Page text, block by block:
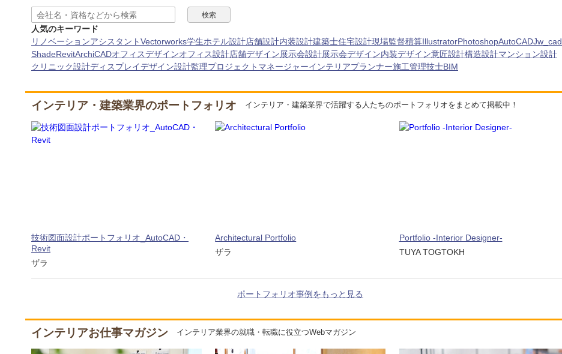
人気のキーワード
リノベーションアシスタントVectorworks学生ホテル設計店舗設計内装設計建築士住宅設計現場監督積算IllustratorPhotoshopAutoCADJw_cad
ShadeRevitArchiCADオフィスデザインオフィス設計店舗デザイン展示会設計展示会デザイン内装デザイン意匠設計構造設計マンション設計
クリニック設計ディスプレイデザイン設計監理プロジェクトマネージャーインテリアプランナー施工管理技士BIM
インテリア・建築業界のポートフォリオ インテリア・建築業界で活躍する人たちのポートフォリオをまとめて掲載中！
技術図面設計ポートフォリオ_AutoCAD・
Revit
ザラ
Architectural Portfolio
ザラ
Portfolio -Interior Designer-
TUYA TOGTOKH
ポートフォリオ事例をもっと見る
インテリアお仕事マガジン インテリア業界の就職・転職に役立つWebマガジン